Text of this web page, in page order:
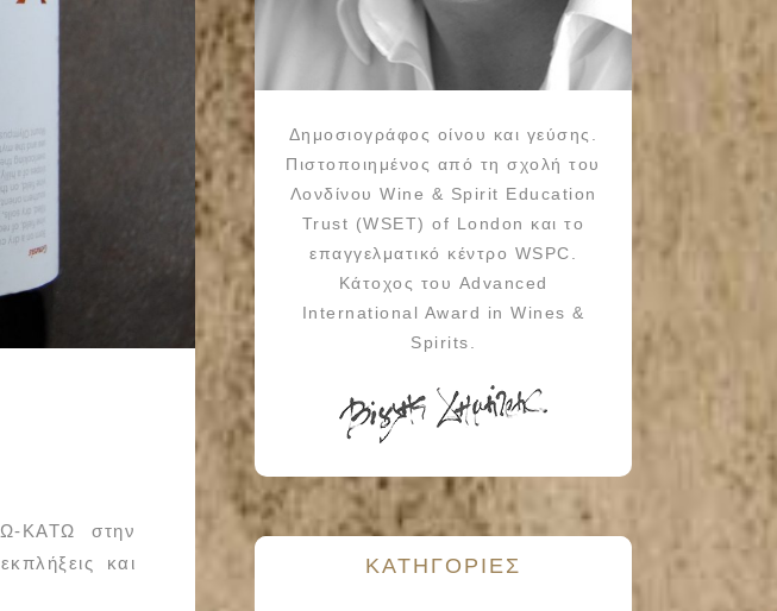
ΚΑΤΩ στην
και
Δημοσιογράφος οίνου και γεύσης.
Πιστοποιημένος από τη σχολή του
Λονδίνου Wine & Spirit Education
Trust (WSET) of London και το
επαγγελματικό κέντρο WSPC.
Κάτοχος του Advanced
International Award in Wines &
Spirits.
KΑΤΗΓΟΡΙΕΣ